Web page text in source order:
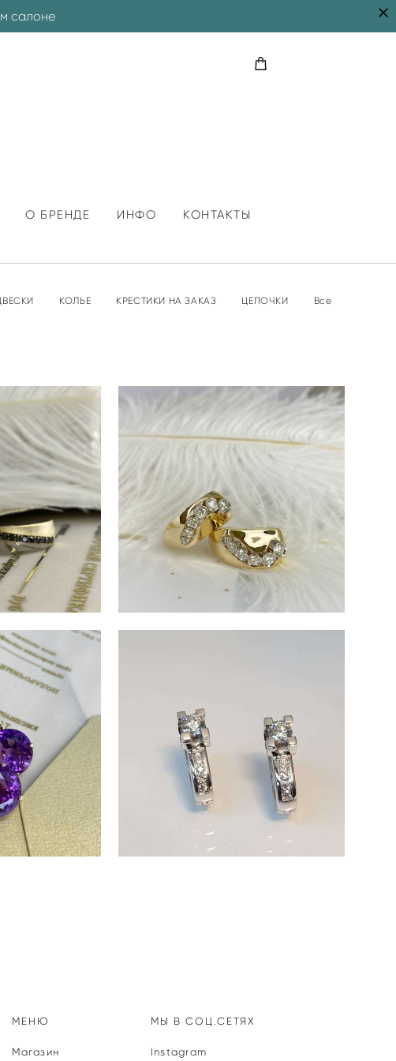
салоне
О БРЕНДЕ ИНФО
КОНТАКТЫ
КОЛЬЕ КРЕСТИКИ НА ЗАКАЗ ЦЕПОЧКИ
Все
MP000399 СЕРЬГИ MILORD A232
A214 СЕРЬГИ MILORD A229
МЕНЮ
Магазин
МЫ В СОЦ.СЕТЯХ
Instagram